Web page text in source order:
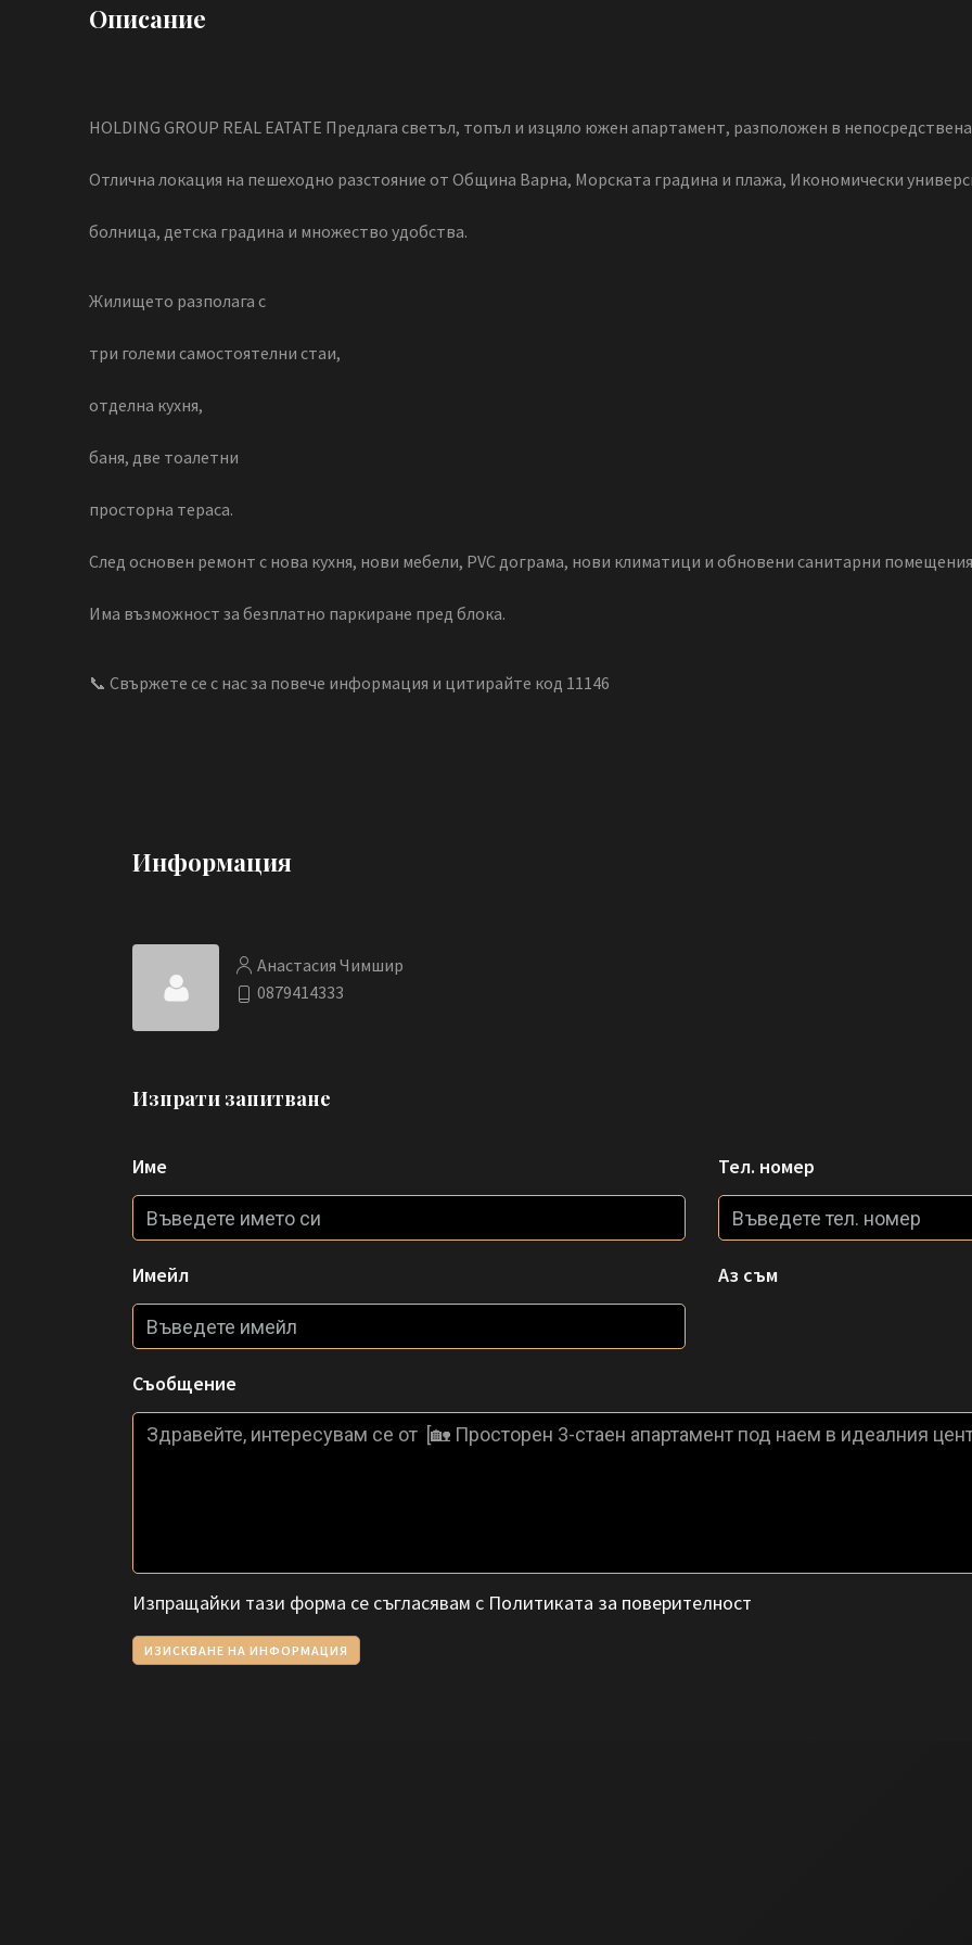
Описание
HOLDING GROUP REAL EATATE Предлага светъл, топъл и изцяло южен апартамент, разположен в
Отлична локация на пешеходно разстояние от Община Варна, Морската градина и плажа, Икономически
болница, детска градина и множество удобства.
Жилището разполага с
три големи самостоятелни стаи,
отделна кухня,
баня, две тоалетни
просторна тераса.
След основен ремонт с нова кухня, нови мебели, PVC дограма, нови климатици и обновени санитарни
Има възможност за безплатно паркиране пред блока.
📞 Свържете се с нас за повече информация и цитирайте код 11146
Информация
Анастасия Чимшир
0879414333
Изпрати запитване
Име Тел. номер
Имейл Аз съм
Съобщение
Изпращайки тази форма се съгласявам с Политиката за поверителност
ИЗИСКВАНЕ НА ИНФОРМАЦИЯ